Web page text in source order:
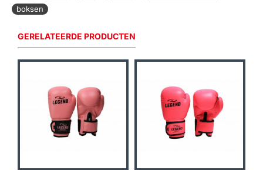
boksen
GERELATEERDE PRODUCTEN